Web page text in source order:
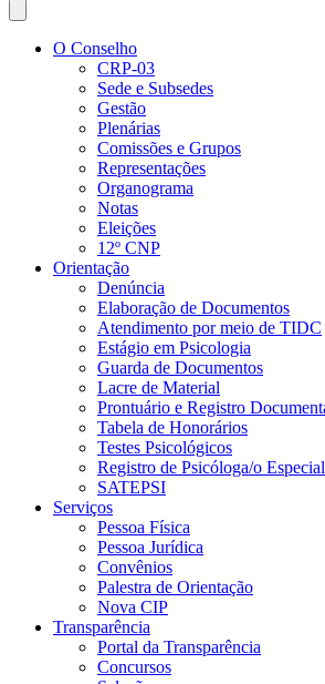
O Conselho
CRP-03
Sede e Subsedes
Gestão
Plenárias
Comissões e Grupos
Representações
Organograma
Notas
Eleições
12º CNP
Orientação
Denúncia
Elaboração de Documentos
Atendimento por meio de TIDC
Estágio em Psicologia
Guarda de Documentos
Lacre de Material
Prontuário e Registro
Tabela de Honorários
Testes Psicológicos
Registro de Psicóloga/o
SATEPSI
Serviços
Pessoa Física
Pessoa Jurídica
Convênios
Palestra de Orientação
Nova CIP
Transparência
Portal da Transparência
Concursos